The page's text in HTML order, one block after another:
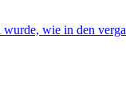
wie in den